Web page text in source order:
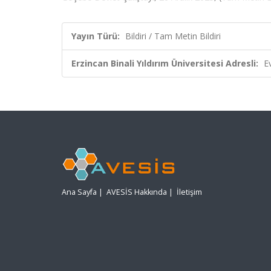
Yayın Türü: Bildiri / Tam Metin Bildiri
Erzincan Binali Yıldırım Üniversitesi Adresli:
Ana Sayfa | AVESİS Hakkında | İletişim